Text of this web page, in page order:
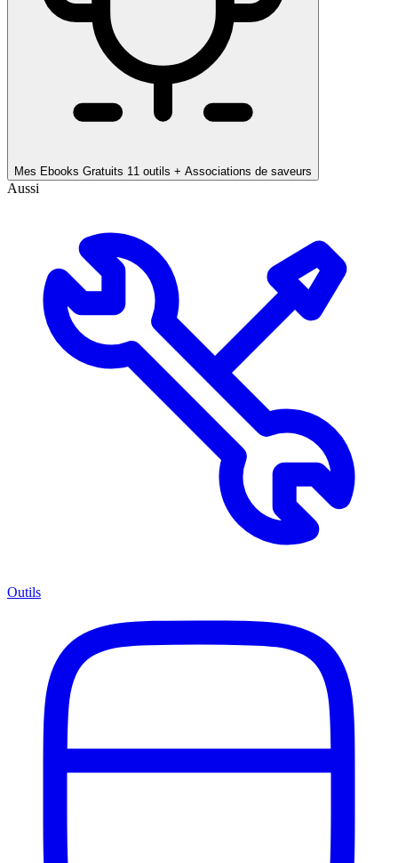
Mes Ebooks Gratuits 11 outils + Associations de saveurs
Aussi
Outils